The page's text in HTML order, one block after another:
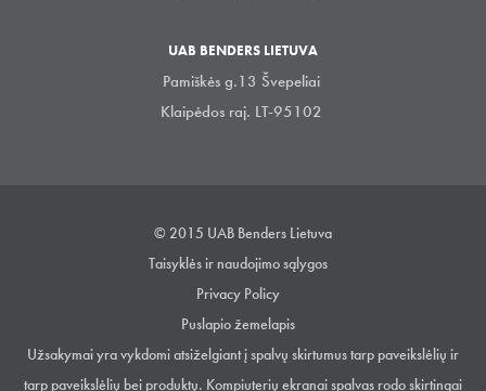
UAB BENDERS LIETUVA
Pamiškės g.13 Švepeliai
Klaipėdos raj. LT-95102
© 2015 UAB Benders Lietuva
Taisyklės ir naudojimo sąlygos
Privacy Policy
Puslapio žemelapis
Užsakymai yra vykdomi atsiželgiant į spalvų skirtumus tarp paveikslėlių ir
tarp paveikslėlių bei produktų. Kompiuterių ekranai spalvas rodo skirtingai